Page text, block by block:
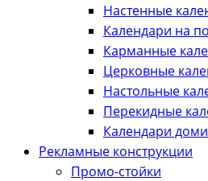
Настенные
Календари на
Карманные
Церковные
Настольные
Перекидные
Календари
Рекламные конструкции
Промо-стойки